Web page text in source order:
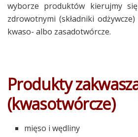
wyborze produktów kierujmy się
zdrowotnymi (składniki
kwaso- albo zasadotwórcze.
Produkty
(kwasotwórcze)
mięso i wędliny